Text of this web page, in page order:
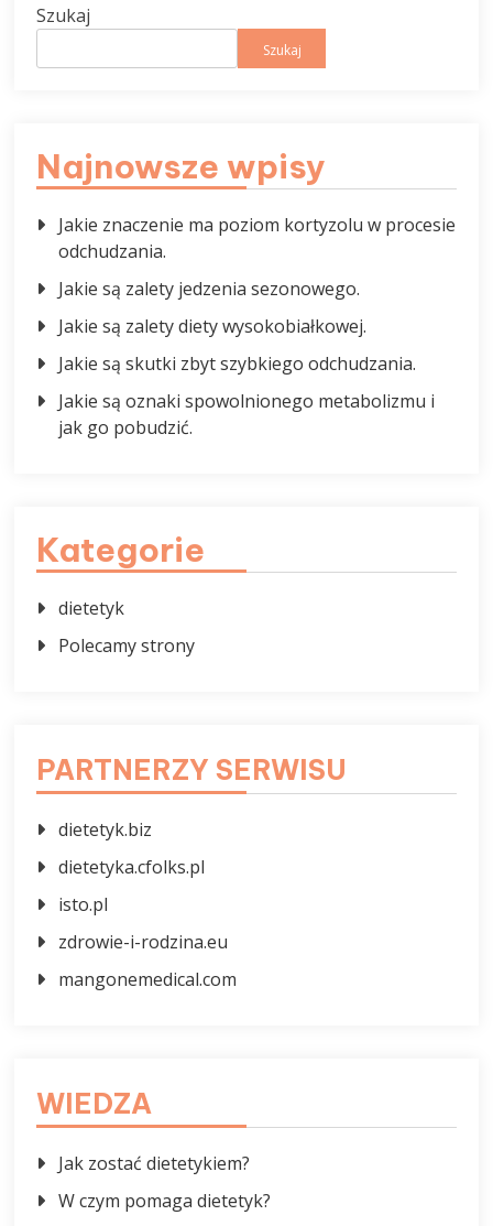
Szukaj
Szukaj
Najnowsze wpisy
Jakie znaczenie ma poziom kortyzolu w procesie
odchudzania.
Jakie są zalety jedzenia sezonowego.
Jakie są zalety diety wysokobiałkowej.
Jakie są skutki zbyt szybkiego odchudzania.
Jakie są oznaki spowolnionego metabolizmu i
jak go pobudzić.
Kategorie
dietetyk
Polecamy strony
PARTNERZY SERWISU
dietetyk.biz
dietetyka.cfolks.pl
isto.pl
zdrowie-i-rodzina.eu
mangonemedical.com
WIEDZA
Jak zostać dietetykiem?
W czym pomaga dietetyk?